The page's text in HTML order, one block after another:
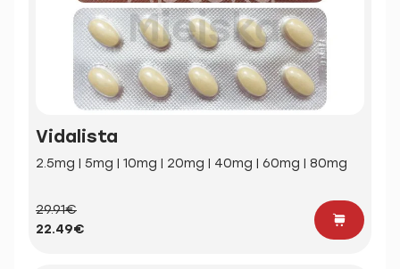
Vidalista
2.5mg | 5mg | 10mg | 20mg | 40mg | 60mg | 80mg
29.91€
22.49€